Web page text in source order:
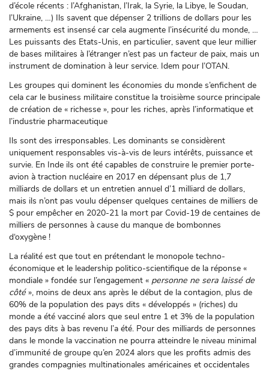
d’école récents : l’Afghanistan, l’Irak, la Syrie, la Libye, le Soudan,
l’Ukraine, …) Ils savent que dépenser 2 trillions de dollars pour les
armements est insensé car cela augmente l’insécurité du monde, …
Les puissants des Etats-Unis, en particulier, savent que leur millier
de bases militaires à l’étranger n’est pas un facteur de paix, mais un
instrument de domination à leur service. Idem pour l’OTAN.
Les groupes qui dominent les économies du monde s’enfichent de
cela car le business militaire constitue la troisième source principale
de création de « richesse », pour les riches, après l’informatique et
l’industrie pharmaceutique
Ils sont des irresponsables. Les dominants se considèrent
uniquement responsables vis-à-vis de leurs intérêts, puissance et
survie. En Inde ils ont été capables de construire le premier porte-
avion à traction nucléaire en 2017 en dépensant plus de 1,7
milliards de dollars et un entretien annuel d’1 milliard de dollars,
mais ils n’ont pas voulu dépenser quelques centaines de milliers de
$ pour empêcher en 2020-21 la mort par Covid-19 de centaines de
milliers de personnes à cause du manque de bombonnes
d‘oxygène !
La réalité est que tout en prétendant le monopole techno-
économique et le leadership politico-scientifique de la réponse «
mondiale » fondée sur l’engagement « personne ne sera laissé de
côté», moins de deux ans après le début de la contagion, plus de
60% de la population des pays dits « développés » (riches) du
monde a été vacciné alors que seul entre 1 et 3% de la population
des pays dits à bas revenu l’a été. Pour des milliards de personnes
dans le monde la vaccination ne pourra atteindre le niveau minimal
d’immunité de groupe qu’en 2024 alors que les profits admis des
grandes compagnies multinationales américaines et occidentales